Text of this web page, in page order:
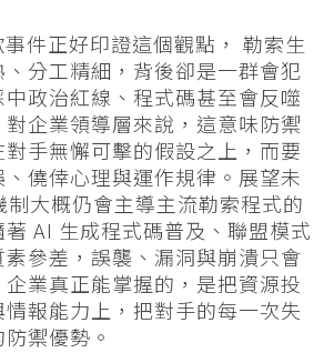
件正好印證這個觀點， 勒索生
分工精細，背後卻是一群會犯
政治紅線、程式碼甚至會反噬
企業領導層來說，這意味防禦
手無懈可擊的假設之上，而要
僥倖心理與運作規律。展望未
制大概仍會主導主流勒索程式的
AI 生成程式碼普及、聯盟模式
參差，誤襲、漏洞與崩潰只會
業真正能掌握的，是把資源投
報能力上，把對手的每一次失
禦優勢。